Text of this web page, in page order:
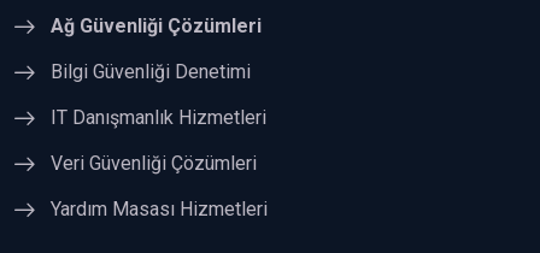
Ağ Güvenliği Çözümleri
Bilgi Güvenliği Denetimi
IT Danışmanlık Hizmetleri
Veri Güvenliği Çözümleri
Yardım Masası Hizmetleri